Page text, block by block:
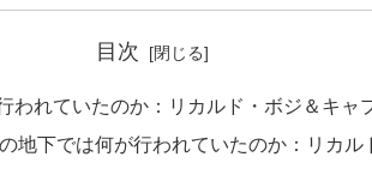
目次
われていたのか：リカルド・ボジ＆キャ
地下では何が行われていたのか：リカル